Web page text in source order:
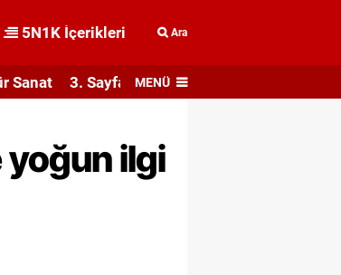
5N1K İçerikleri Ara
Sanat 3. Sayfa MENÜ
ilgi